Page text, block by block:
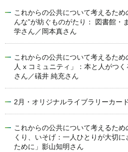
これからの公共について考えるため
んな”が紡ぐものがたり： 図書館・
学さん／岡本真さん
これからの公共について考えるた
人 x コミュニティ」：本と人がつ
さん／礒井 純充さん
2月・オリジナルライブラリーカー
これからの公共について考えるた
くり、いそげ：一人ひとりが大切
ために」影山知明さん